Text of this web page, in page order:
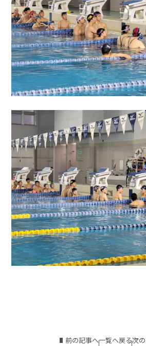
前の記事へ一覧へ戻る次